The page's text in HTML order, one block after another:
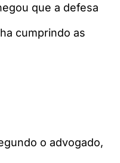
que a defesa
cumprindo as
o advogado,